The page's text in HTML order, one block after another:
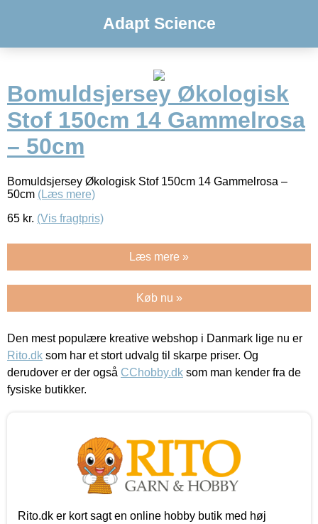
Adapt Science
Bomuldsjersey Økologisk
Stof 150cm 14 Gammelrosa
– 50cm
Bomuldsjersey Økologisk Stof 150cm 14 Gammelrosa –
50cm (Læs mere)
65 kr. (Vis fragtpris)
Læs mere »
Køb nu »
Den mest populære kreative webshop i Danmark lige nu er
Rito.dk som har et stort udvalg til skarpe priser. Og
derudover er der også CChobby.dk som man kender fra de
fysiske butikker.
Rito.dk er kort sagt en online hobby butik med høj